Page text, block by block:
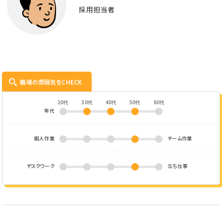
採用担当者
職場の雰囲気をCHECK
年代
20代 30代 40代 50代 60代
個人作業 チーム作業
デスクワーク 立ち仕事